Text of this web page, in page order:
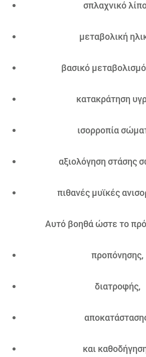
σπλαχνικό
μεταβολική
βασικό
κατακράτηση
ισορροπία
αξιολόγηση στάσης
πιθανές μυϊκές
Αυτό βοηθά ώστε το
προπόνησης,
διατροφής,
και